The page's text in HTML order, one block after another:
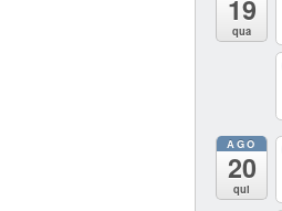
19
qua
AGO
20
qui